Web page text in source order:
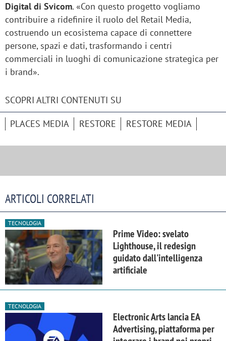
Digital di Svicom. «Con questo progetto vogliamo
contribuire a ridefinire il ruolo del Retail Media,
costruendo un ecosistema capace di connettere
persone, spazi e dati, trasformando i centri
commerciali in luoghi di comunicazione strategica per
i brand».
SCOPRI ALTRI CONTENUTI SU
PLACES MEDIA RESTORE RESTORE MEDIA
ARTICOLI CORRELATI
TECNOLOGIA
Prime Video: svelato
Lighthouse, il redesign
guidato dall'intelligenza
artificiale
TECNOLOGIA
Electronic Arts lancia EA
Advertising, piattaforma per